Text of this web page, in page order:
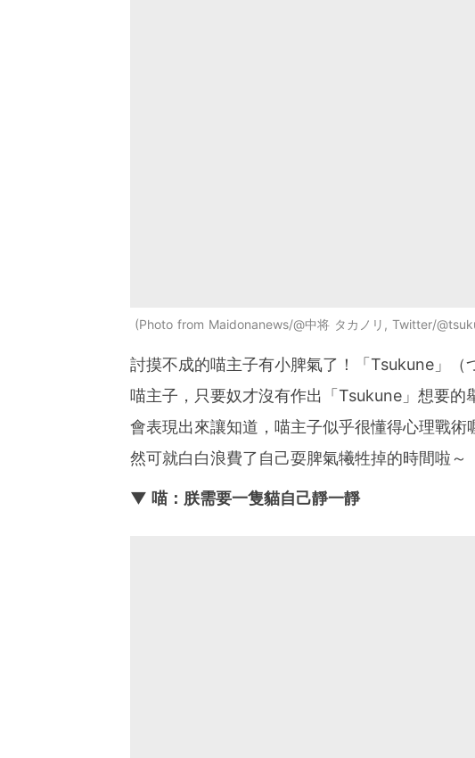
Photo from Maidonanews/@中将 タカノリ, Twitter/
討摸不成的喵主子有小脾氣了！「Tsukune」（
喵主子，只要奴才沒有作出「Tsukune」想要的
會表現出來讓知道，喵主子似乎很懂得心理戰
然可就白白浪費了自己耍脾氣犧牲掉的時間啦～
▼ 喵：朕需要一隻貓自己靜一靜